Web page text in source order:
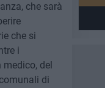
che sarà
che si
i
del
di